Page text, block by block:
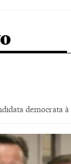
democrata